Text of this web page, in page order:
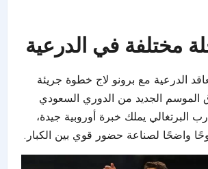
مختلفة في الدرعية
الدرعية مع برونو لاج خطوة جريئة
الموسم الجديد من الدوري السعودي
البرتغالي يملك خبرة أوروبية جيدة،
واضحًا لصناعة حضور قوي بين الكبار.